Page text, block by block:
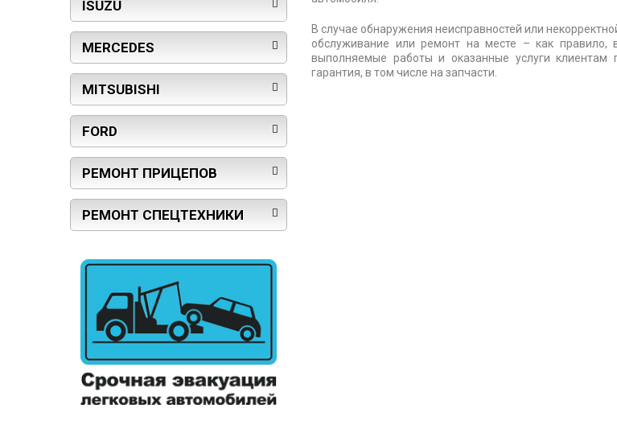
ISUZU
MERCEDES
MITSUBISHI
FORD
РЕМОНТ ПРИЦЕПОВ
РЕМОНТ СПЕЦТЕХНИКИ
В случае обнаружения неисправностей или
обслуживание или ремонт на месте – как
выполняемые работы и оказанные услуги
гарантия, в том числе на запчасти.